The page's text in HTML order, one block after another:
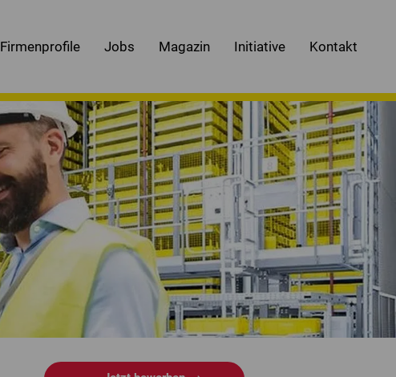
Firmenprofile Jobs Magazin Initiative Kontakt